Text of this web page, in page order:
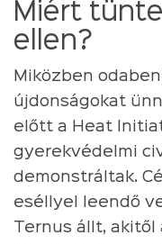
Miért
ellen?
Miközben
újdonságokat
előtt a Heat
gyerekvédelmi
demonstráltak.
eséllyel leendő
Ternus állt,